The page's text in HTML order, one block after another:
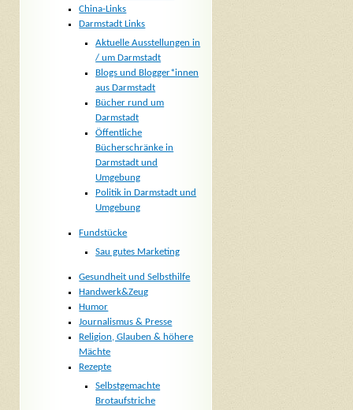
China-Links
Darmstadt Links
Aktuelle Ausstellungen in
/ um Darmstadt
Blogs und Blogger*innen
aus Darmstadt
Bücher rund um
Darmstadt
Öffentliche
Bücherschränke in
Darmstadt und
Umgebung
Politik in Darmstadt und
Umgebung
Fundstücke
Sau gutes Marketing
Gesundheit und Selbsthilfe
Handwerk&Zeug
Humor
Journalismus & Presse
Religion, Glauben & höhere
Mächte
Rezepte
Selbstgemachte
Brotaufstriche